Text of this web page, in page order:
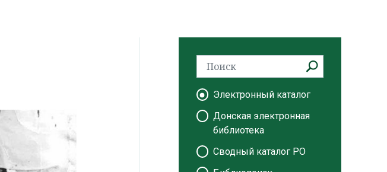
Электронный каталог
Донская электронная
библиотека
Сводный каталог РО